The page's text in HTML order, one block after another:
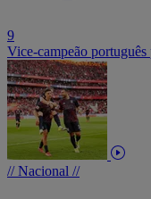
9
Vice-campeão
// Nacional //